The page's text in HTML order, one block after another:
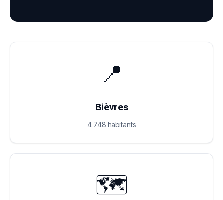
📍
Bièvres
4 748 habitants
🗺️